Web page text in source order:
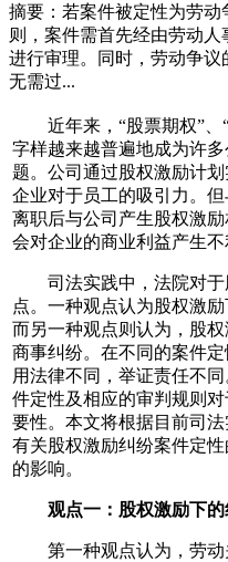
摘要：若案件被定性为劳
则，案件需首先经由劳动
进行审理。同时，劳动争
无需过...
近年来，“股票期权”、“
字样越来越普遍地成为许
题。公司通过股权激励计
企业对于员工的吸引力。
离职后与公司产生股权激
会对企业的商业利益产生不
司法实践中，法院对于
点。一种观点认为股权激
而另一种观点则认为，股
商事纠纷。在不同的案件
用法律不同，举证责任不
件定性及相应的审判规则
要性。本文将根据目前司
有关股权激励纠纷案件定
的影响。
观点一：股权激励下
第一种观点认为，劳动